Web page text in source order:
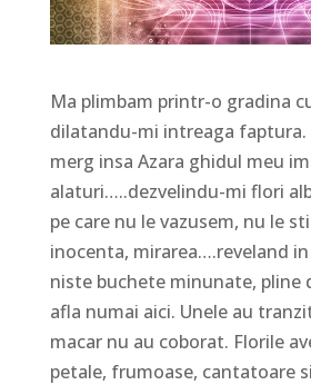
Ma plimbam printr-o gradina
dilatandu-mi intreaga
merg insa Azara ghidul meu
alaturi…..dezvelindu-mi flori
pe care nu le vazusem, nu le
inocenta, mirarea….reveland
niste buchete minunate, pline
afla numai aici. Unele au
macar nu au coborat. Florile
petale, frumoase, cantatoare